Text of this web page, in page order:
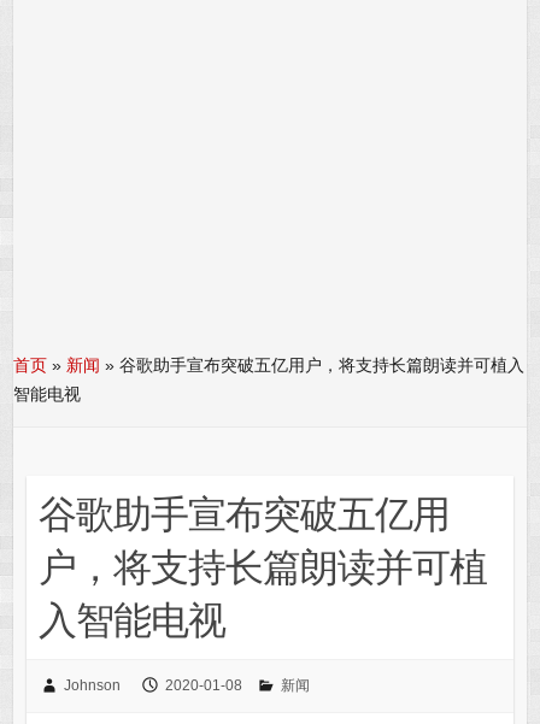
首页 » 新闻 »谷歌助手宣布突破五亿用户，将支持长篇朗读并可植入
智能电视
谷歌助手宣布突破五亿用
户，将支持长篇朗读并可植
入智能电视
Johnson 2020-01-08 新闻